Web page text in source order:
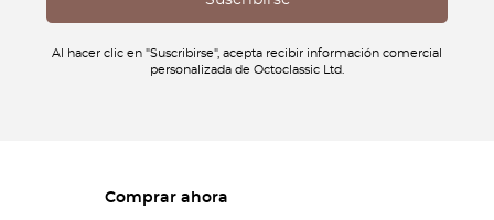
Al hacer clic en "Suscribirse", acepta recibir información comercial
personalizada de Octoclassic Ltd.
Comprar ahora